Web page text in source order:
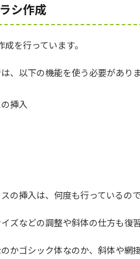
シ作成
を行っています。
、以下の機能を使う必要がありま
挿入
の挿入は、何度も行っているの
ズなどの調整や斜体の仕方も復
かゴシック体なのか、斜体や